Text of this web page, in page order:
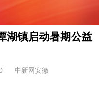
湖镇启动暑期公益
中新网安徽